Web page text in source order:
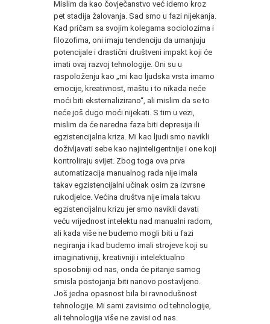
Mislim da kao čovječanstvo već idemo kroz
pet stadija žalovanja. Sad smo u fazi nijekanja.
Kad pričam sa svojim kolegama sociolozima i
filozofima, oni imaju tendenciju da umanjuju
potencijale i drastični društveni impakt koji će
imati ovaj razvoj tehnologije. Oni su u
raspoloženju kao „mi kao ljudska vrsta imamo
emocije, kreativnost, maštu i to nikada neće
moći biti eksternalizirano“, ali mislim da se to
neće još dugo moći nijekati. S tim u vezi,
mislim da će naredna faza biti depresija ili
egzistencijalna kriza. Mi kao ljudi smo navikli
doživljavati sebe kao najinteligentnije i one koji
kontroliraju svijet. Zbog toga ova prva
automatizacija manualnog rada nije imala
takav egzistencijalni učinak osim za izvrsne
rukodjelce. Većina društva nije imala takvu
egzistencijalnu krizu jer smo navikli davati
veću vrijednost intelektu nad manualni radom,
ali kada više ne budemo mogli biti u fazi
negiranja i kad budemo imali strojeve koji su
imaginativniji, kreativniji i intelektualno
sposobniji od nas, onda će pitanje samog
smisla postojanja biti nanovo postavljeno.
Još jedna opasnost bila bi ravnodušnost
tehnologije. Mi sami zavisimo od tehnologije,
ali tehnologija više ne zavisi od nas.